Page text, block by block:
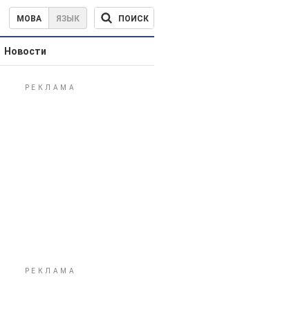
МОВА ЯЗЫК ПОИСК
Новости